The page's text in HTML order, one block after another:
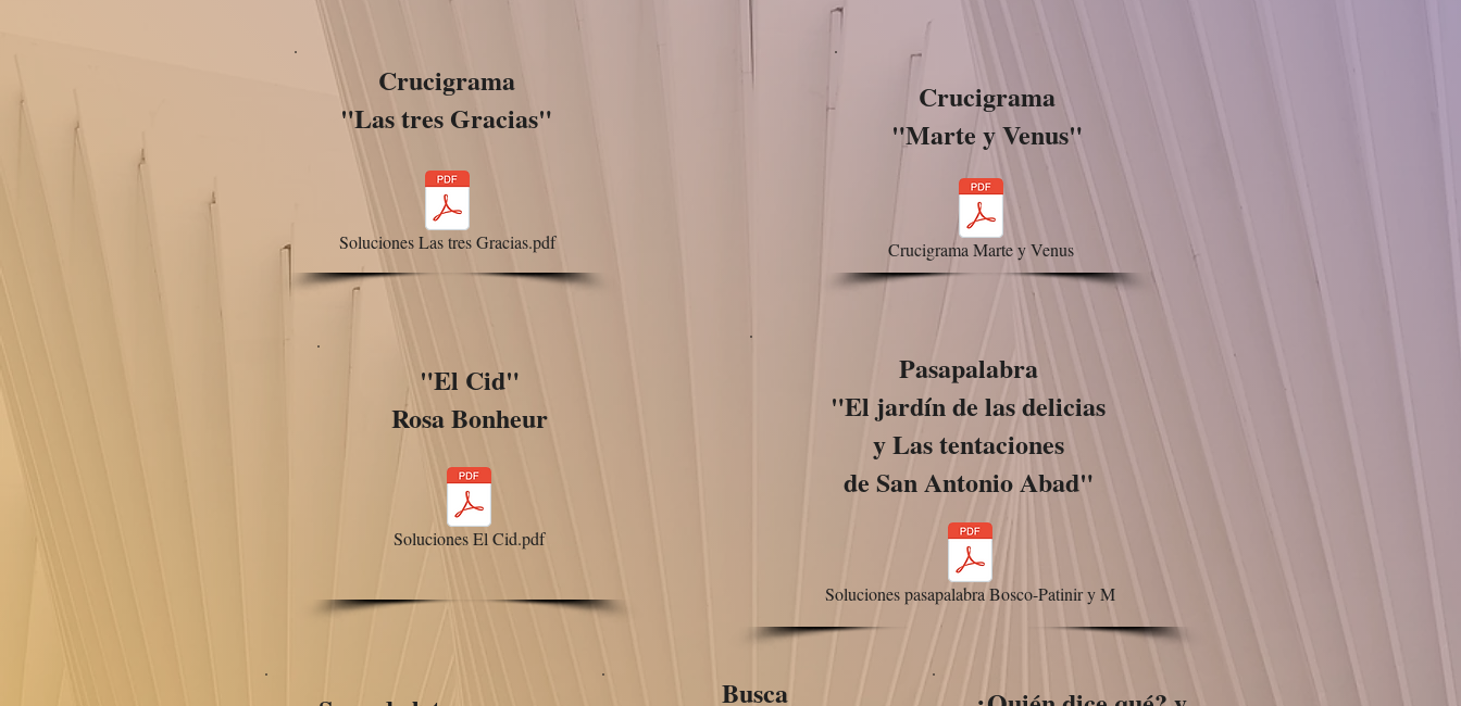
Crucigrama
"Las tres Gracias"
Soluciones Las tres Gracias.pdf
Crucigrama
"Marte y Venus"
Crucigrama Marte y Venus
"El Cid"
Rosa Bonheur
Soluciones El Cid.pdf
Pasapalabra
"El jardín de las delicias
y Las tentaciones
de San Antonio Abad"
Soluciones pasapalabra Bosco-Patinir y M
Busca